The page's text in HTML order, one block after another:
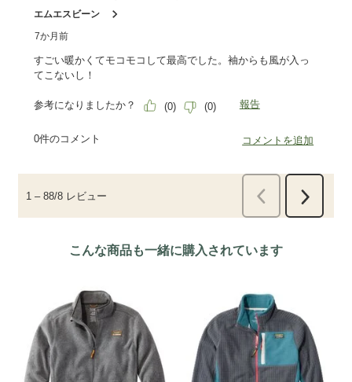
こんな商品も一緒に購入されています